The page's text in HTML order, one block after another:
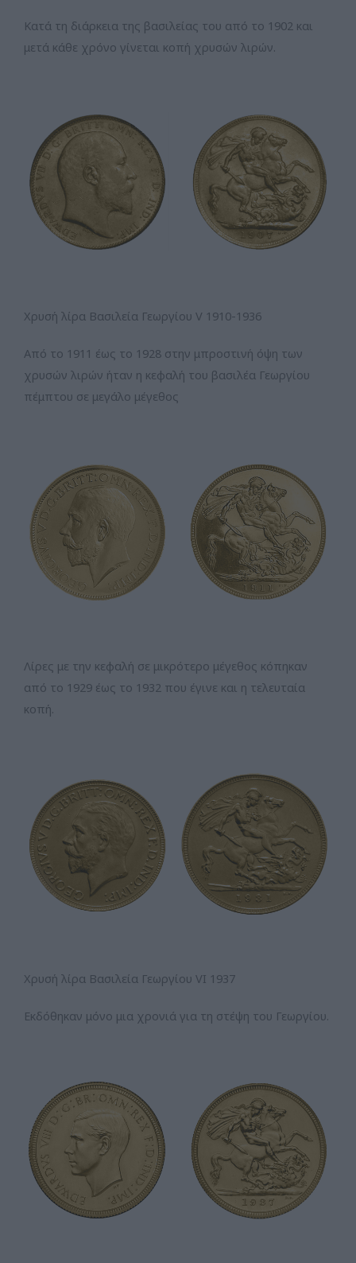
Κατά τη διάρκεια της βασιλείας του από το 1902 και
μετά κάθε χρόνο γίνεται κοπή χρυσών λιρών.
Χρυσή λίρα Βασιλεία Γεωργίου V 1910-1936
Από το 1911 έως το 1928 στην μπροστινή όψη των
χρυσών λιρών ήταν η κεφαλή του βασιλέα Γεωργίου
πέμπτου σε μεγάλο μέγεθος
Λίρες με την κεφαλή σε μικρότερο μέγεθος κόπηκαν
από το 1929 έως το 1932 που έγινε και η τελευταία
κοπή.
Χρυσή λίρα Βασιλεία Γεωργίου VI 1937
Εκδόθηκαν μόνο μια χρονιά για τη στέψη του Γεωργίου.